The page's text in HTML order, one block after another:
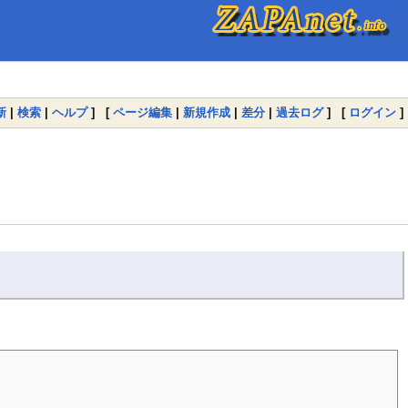
| 検索 | ヘルプ] [ ページ編集 | 新規作成 | 差分 | 過去ログ] [ ログイン ]